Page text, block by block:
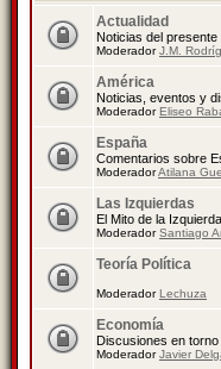
Actualidad
Noticias del
ModeradorJ.M.
América
Noticias, eventos y
ModeradorEliseo
España
Comentarios sobre
ModeradorAtilana
Las Izquierdas
El Mito de la
ModeradorSantiago
Teoría Política
ModeradorLechuza
Economía
Discusiones en
ModeradorJavier